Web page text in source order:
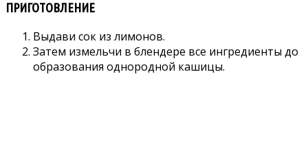
ПРИГОТОВЛЕНИЕ
Выдави сок из лимонов.
Затем измельчи в блендере все ингредиенты до
образования однородной кашицы.